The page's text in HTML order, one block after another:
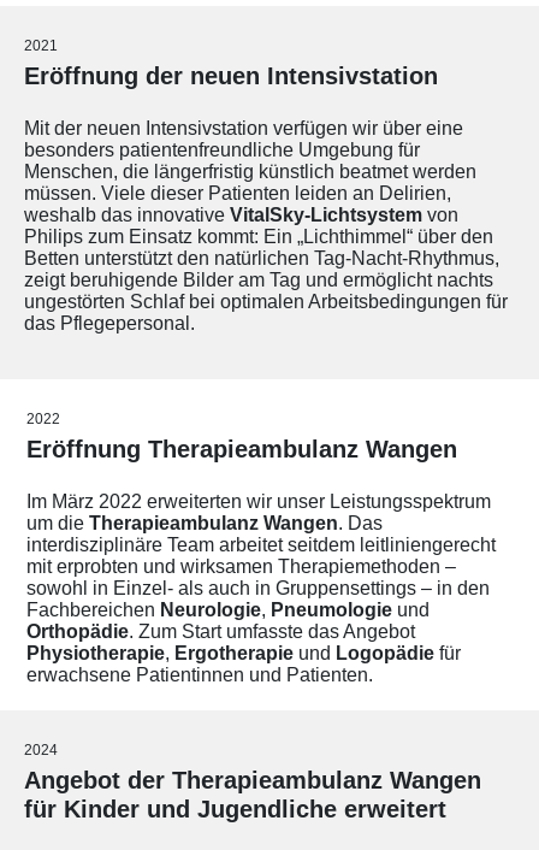
2021
Eröffnung der neuen Intensivstation
Mit der neuen Intensivstation verfügen wir über eine
besonders patientenfreundliche Umgebung für
Menschen, die längerfristig künstlich beatmet werden
müssen. Viele dieser Patienten leiden an Delirien,
weshalb das innovative VitalSky-Lichtsystem von
Philips zum Einsatz kommt: Ein „Lichthimmel“ über den
Betten unterstützt den natürlichen Tag-Nacht-Rhythmus,
zeigt beruhigende Bilder am Tag und ermöglicht nachts
ungestörten Schlaf bei optimalen Arbeitsbedingungen für
das Pflegepersonal.
2022
Eröffnung Therapieambulanz Wangen
Im März 2022 erweiterten wir unser Leistungsspektrum
um die Therapieambulanz Wangen. Das
interdisziplinäre Team arbeitet seitdem leitliniengerecht
mit erprobten und wirksamen Therapiemethoden –
sowohl in Einzel- als auch in Gruppensettings – in den
Fachbereichen Neurologie, Pneumologie und
Orthopädie. Zum Start umfasste das Angebot
Physiotherapie, Ergotherapie und Logopädie für
erwachsene Patientinnen und Patienten.
2024
Angebot der Therapieambulanz Wangen
für Kinder und Jugendliche erweitert